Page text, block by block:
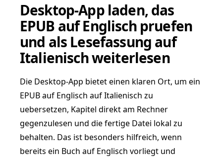
Desktop-App laden, das
EPUB auf Englisch pruefen
und als Lesefassung auf
Italienisch weiterlesen
Die Desktop-App bietet einen klaren Ort, um ein
EPUB auf Englisch auf Italienisch zu
uebersetzen, Kapitel direkt am Rechner
gegenzulesen und die fertige Datei lokal zu
behalten. Das ist besonders hilfreich, wenn
bereits ein Buch auf Englisch vorliegt und